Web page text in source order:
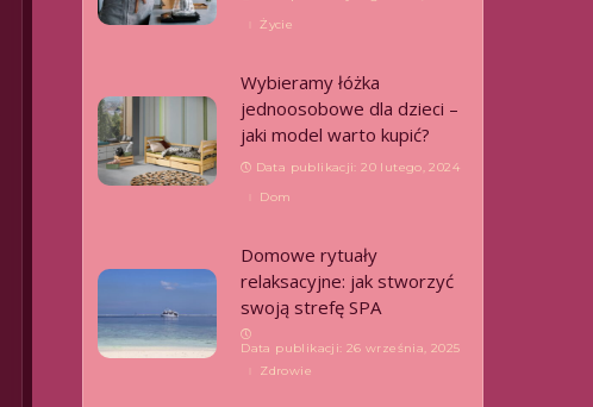
Życie
Wybieramy łóżka
jednoosobowe dla dzieci –
jaki model warto kupić?
Data publikacji: 20 lutego, 2024
Dom
Domowe rytuały
relaksacyjne: jak stworzyć
swoją strefę SPA
Data publikacji: 26 września, 2025
Zdrowie